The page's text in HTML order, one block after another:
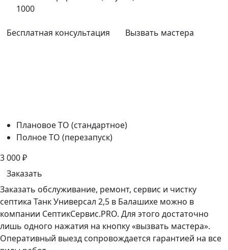
1000
Бесплатная консультация Вызвать мастера
Плановое ТО (стандартное)
Полное ТО (перезапуск)
3 000₽
Заказать
Заказать обслуживание, ремонт, сервис и чистку
септика Танк Универсал 2,5 в Балашихе можно в
компании СептикСервис.PRO. Для этого достаточно
лишь одного нажатия на кнопку «вызвать мастера».
Оперативный выезд сопровождается гарантией на все